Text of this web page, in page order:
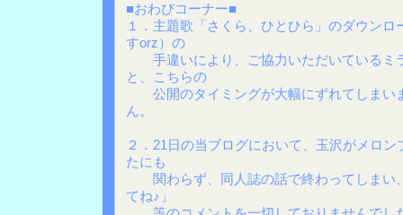
■おわびコーナー■
１．主題歌「さくら、ひとひら」のダウン
すorz）の
手違いにより、ご協力いただいているミ
と、こちらの
公開のタイミングが大幅にずれてしまい
ん。
２．21日の当ブログにおいて、玉沢がメロ
たにも
関わらず、同人誌の話で終わってしまい
てね♪」